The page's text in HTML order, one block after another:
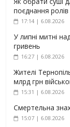
поєднання ролів
17:14 | 6.08.2026
У липні митні
гривень
16:27 | 6.08.2026
Жителі
млрд грн
15:31 | 6.08.2026
Смертельна
15:07 | 6.08.2026